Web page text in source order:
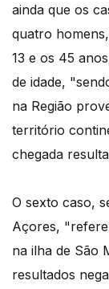
ainda que os
quatro
13 e os 45
de idade,
na Região
território
chegada
O sexto caso,
Açores,
na ilha de São
resultados